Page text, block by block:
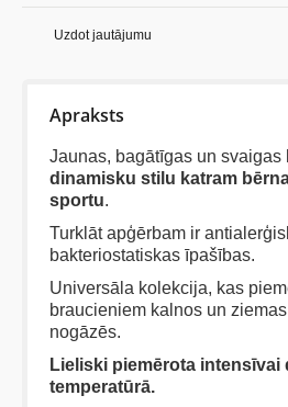
Uzdot jautājumu
Apraksts
Jaunas, bagātīgas un svaigas
dinamisku stilu katram
sportu.
Turklāt apģērbam ir
bakteriostatiskas īpašības.
Universāla kolekcija, kas
braucieniem kalnos un
nogāzēs.
Lieliski piemērota intensīvai
temperatūrā.